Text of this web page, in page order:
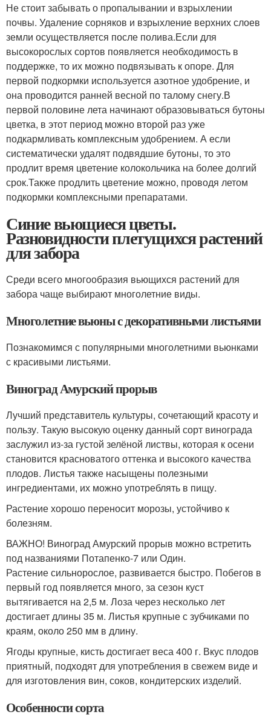
Не стоит забывать о пропалывании и взрыхлении
почвы. Удаление сорняков и взрыхление верхних слоев
земли осуществляется после полива.Если для
высокорослых сортов появляется необходимость в
поддержке, то их можно подвязывать к опоре. Для
первой подкормки используется азотное удобрение, и
она проводится ранней весной по талому снегу.В
первой половине лета начинают образовываться бутоны
цветка, в этот период можно второй раз уже
подкармливать комплексным удобрением. А если
систематически удалят подвядшие бутоны, то это
продлит время цветение колокольчика на более долгий
срок.Также продлить цветение можно, проводя летом
подкормки комплексными препаратами.
Синие вьющиеся цветы.
Разновидности плетущихся растений
для забора
Среди всего многообразия вьющихся растений для
забора чаще выбирают многолетние виды.
Многолетние вьюны с декоративными листьями
Познакомимся с популярными многолетними вьюнками
с красивыми листьями.
Виноград Амурский прорыв
Лучший представитель культуры, сочетающий красоту и
пользу. Такую высокую оценку данный сорт винограда
заслужил из-за густой зелёной листвы, которая к осени
становится красноватого оттенка и высокого качества
плодов. Листья также насыщены полезными
ингредиентами, их можно употреблять в пищу.
Растение хорошо переносит морозы, устойчиво к
болезням.
ВАЖНО! Виноград Амурский прорыв можно встретить
под названиями Потапенко-7 или Один.
Растение сильнорослое, развивается быстро. Побегов в
первый год появляется много, за сезон куст
вытягивается на 2,5 м. Лоза через несколько лет
достигает длины 35 м. Листья крупные с зубчиками по
краям, около 250 мм в длину.
Ягоды крупные, кисть достигает веса 400 г. Вкус плодов
приятный, подходят для употребления в свежем виде и
для изготовления вин, соков, кондитерских изделий.
Особенности сорта